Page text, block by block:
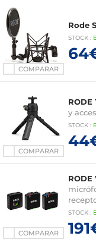
COMPARAR
Rode
STOCK :
COMPARAR
RODE
y
STOCK :
COMPARAR
RODE
STOCK :